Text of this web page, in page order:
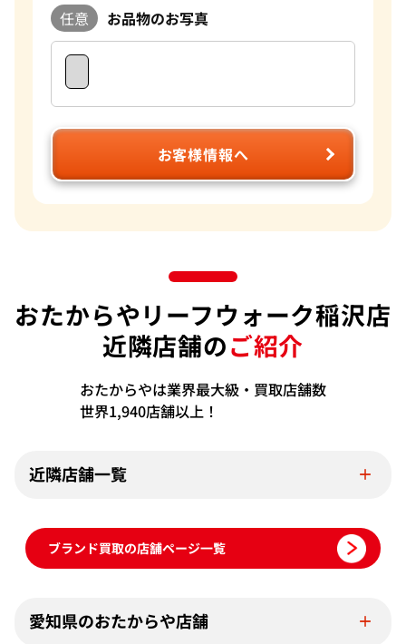
任意 お品物のお写真
お客様情報へ
おたからやリーフウォーク稲沢店
近隣店舗のご紹介
おたからやは業界最大級・買取店舗数
世界1,940店舗以上！
近隣店舗一覧
ブランド買取の店舗ページ一覧
愛知県のおたからや店舗